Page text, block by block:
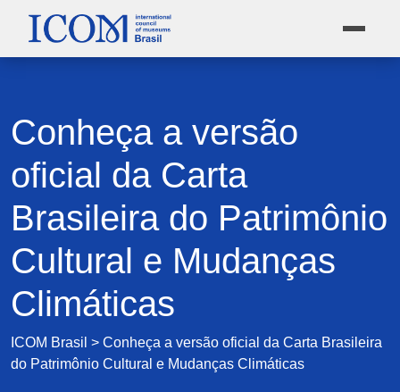
Conheça a versão
oficial da Carta
Brasileira do Patrimônio
Cultural e Mudanças
Climáticas
ICOM Brasil > Conheça a versão oficial da Carta Brasileira
do Patrimônio Cultural e Mudanças Climáticas